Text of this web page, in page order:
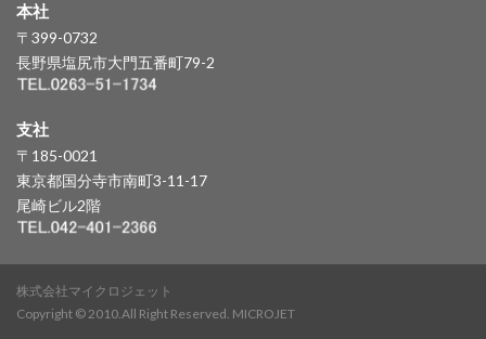
本社
〒399-0732
長野県塩尻市大門五番町79-2
支社
〒185-0021
東京都国分寺市南町3-11-17
尾崎ビル2階
株式会社マイクロジェット
Copyright © 2010.All Right Reserved. MICROJET